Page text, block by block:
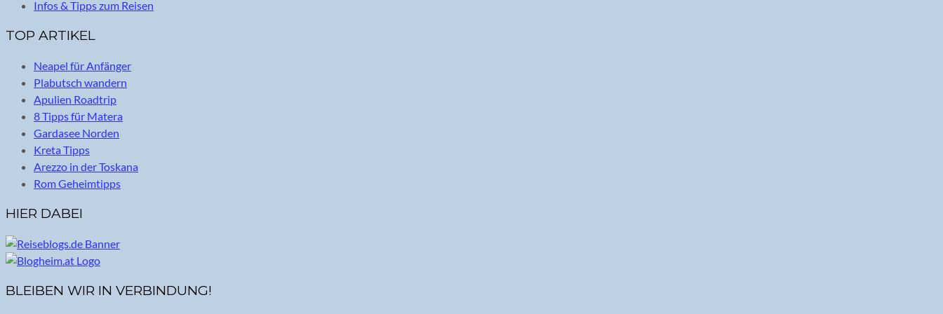
Infos & Tipps zum Reisen
TOP ARTIKEL
Neapel für Anfänger
Plabutsch wandern
Apulien Roadtrip
8 Tipps für Matera
Gardasee Norden
Kreta Tipps
Arezzo in der Toskana
Rom Geheimtipps
HIER DABEI
BLEIBEN WIR IN VERBINDUNG!